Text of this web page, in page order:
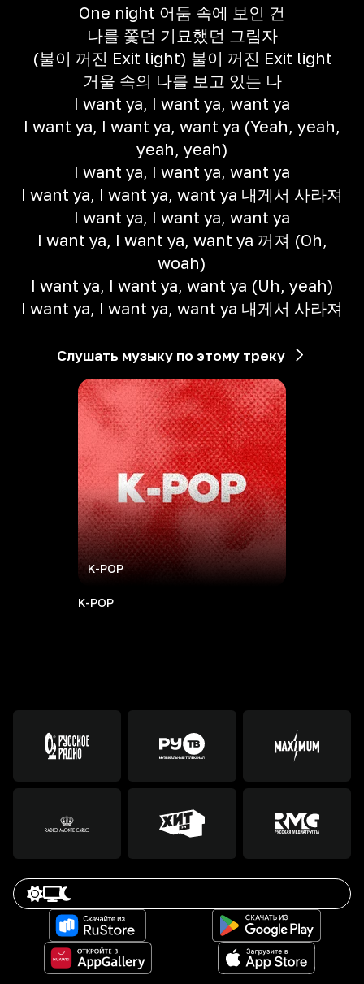
One night 어둠 속에 보인 건
나를 쫓던 기묘했던 그림자
(불이 꺼진 Exit light) 불이 꺼진 Exit light
거울 속의 나를 보고 있는 나
I want ya, I want ya, want ya
I want ya, I want ya, want ya (Yeah, yeah,
yeah, yeah)
I want ya, I want ya, want ya
I want ya, I want ya, want ya 내게서 사라져
I want ya, I want ya, want ya
I want ya, I want ya, want ya 꺼져 (Oh,
woah)
I want ya, I want ya, want ya (Uh, yeah)
I want ya, I want ya, want ya 내게서 사라져
Слушать музыку по этому треку
K-POP
K-POP